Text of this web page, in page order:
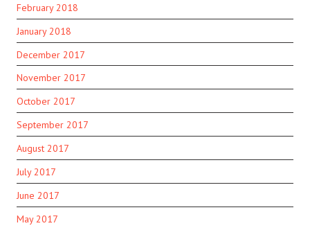
February 2018
January 2018
December 2017
November 2017
October 2017
September 2017
August 2017
July 2017
June 2017
May 2017